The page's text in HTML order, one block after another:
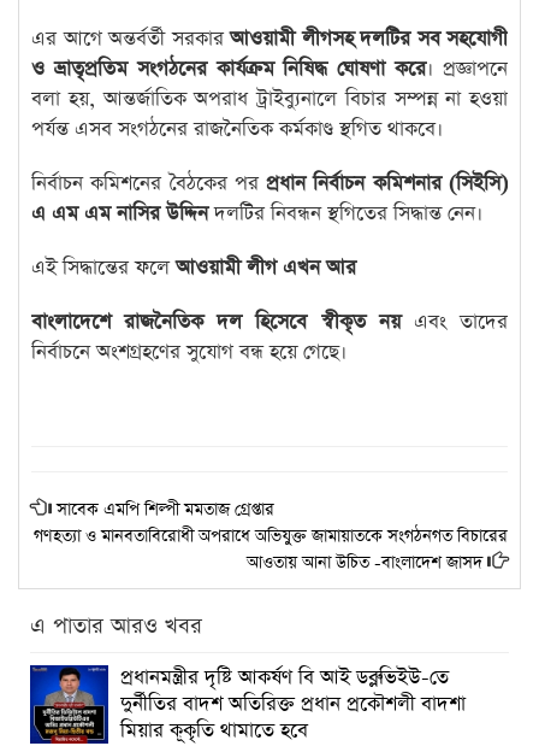
এর আগে অন্তর্বর্তী সরকারআওয়ামী লীগসহ দলটির সব সহযোগী
ও ভ্রাতৃপ্রতিম সংগঠনের কার্যক্রম নিষিদ্ধ ঘোষণা করে। প্রজ্ঞাপনে
বলা হয়, আন্তর্জাতিক অপরাধ ট্রাইব্যুনালে বিচার সম্পন্ন না হওয়া
পর্যন্ত এসব সংগঠনের রাজনৈতিক কর্মকাণ্ড স্থগিত থাকবে।
নির্বাচন কমিশনের বৈঠকের পরপ্রধান নির্বাচন কমিশনার (সিইসি)
এ এম এম নাসির উদ্দিনদলটির নিবন্ধন স্থগিতের সিদ্ধান্ত নেন।
এই সিদ্ধান্তের ফলেআওয়ামী লীগ এখন আর
বাংলাদেশে রাজনৈতিক দল হিসেবে স্বীকৃত নয়এবং তাদের
নির্বাচনে অংশগ্রহণের সুযোগ বন্ধ হয়ে গেছে।
সাবেক এমপি শিল্পী মমতাজ গ্রেপ্তার
গণহত্যা ও মানবতাবিরোধী অপরাধে অভিযুক্ত জামায়াতকে সংগঠনগত বিচারের
আওতায় আনা উচিত -বাংলাদেশ জাসদ
এ পাতার আরও খবর
প্রধানমন্ত্রীর দৃষ্টি আকর্ষণ বি আই ডব্লুভিইউ-তে
দুর্নীতির বাদশ অতিরিক্ত প্রধান প্রকৌশলী বাদশা
মিয়ার কূকৃতি থামাতে হবে